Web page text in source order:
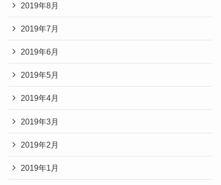
2019年8月
2019年7月
2019年6月
2019年5月
2019年4月
2019年3月
2019年2月
2019年1月